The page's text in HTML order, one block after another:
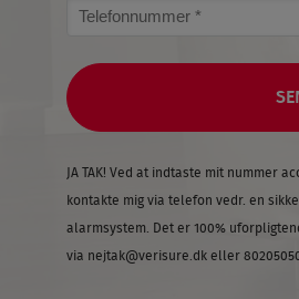
Phone
JA TAK! Ved at indtaste mit nummer
kontakte mig via telefon vedr. en
alarmsystem. Det er 100%
via nejtak@verisure.dkeller